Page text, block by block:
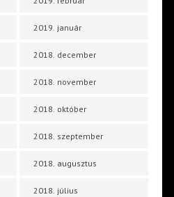
2019. január
2018. december
2018. november
2018. október
2018. szeptember
2018. augusztus
2018. július